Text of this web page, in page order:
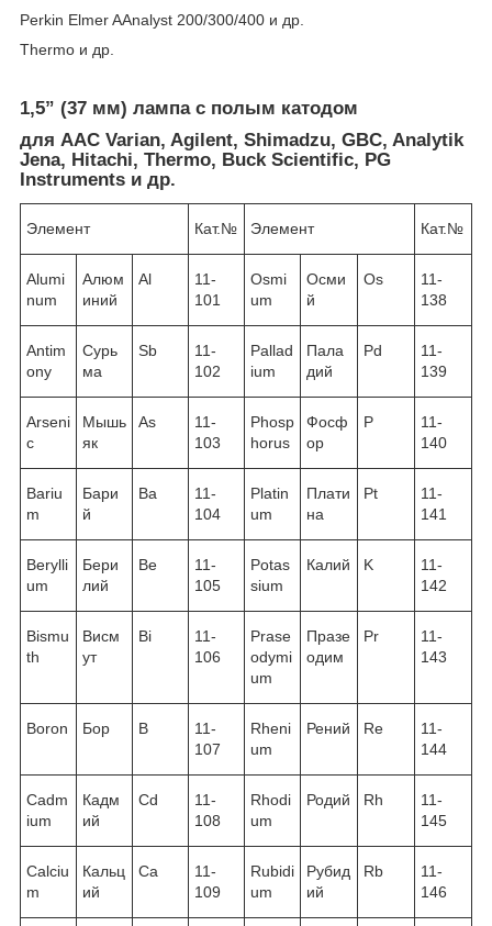
Perkin Elmer AAnalyst 200/300/400 и др.
Thermo и др.
1,5” (37 мм) лампа с полым катодом
для ААС Varian, Agilent, Shimadzu, GBC, Analytik
Jena, Hitachi, Thermo, Buck Scientific, PG
Instruments и др.
Элемент Кат.№ Элемент Кат.№
Alumi
num
Алюм
иний
Al
11-
101
Osmi
um
Осми
й
Os
11-
138
Antim
ony
Сурь
ма
Sb
11-
102
Pallad
ium
Пала
дий
Pd
11-
139
Arseni
c
Мышь
як
As
11-
103
Phosp
horus
Фосф
ор
P
11-
140
Bariu
m
Бари
й
Ba
11-
104
Platin
um
Плати
на
Pt
11-
141
Berylli
um
Бери
лий
Be
11-
105
Potas
sium
Калий K
11-
142
Bismu
th
Висм
ут
Bi
11-
106
Prase
odymi
um
Празе
одим
Pr
11-
143
Boron Бор B
11-
107
Rheni
um
Рений Re
11-
144
Cadm
ium
Кадм
ий
Cd
11-
108
Rhodi
um
Родий Rh
11-
145
Calciu
m
Кальц
ий
Ca
11-
109
Rubidi
um
Рубид
ий
Rb
11-
146